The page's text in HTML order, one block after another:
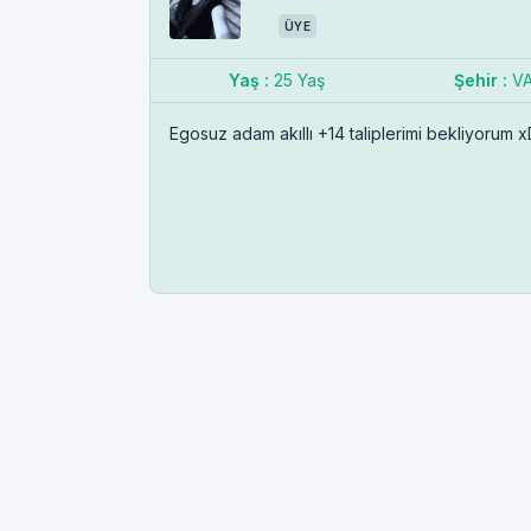
ÜYE
Yaş : 25 Yaş Şehir :
Egosuz adam akıllı +14 taliplerimi bekliyorum